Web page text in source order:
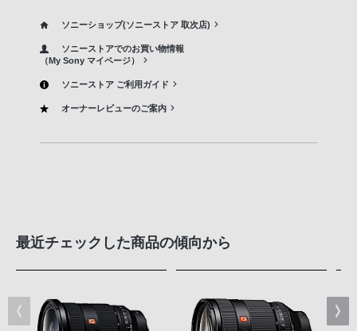
ソニーショップ(ソニーストア 取次店)
ソニーストアでのお買い物情報
（My Sony マイページ）
ソニーストア ご利用ガイド
オーナーレビューのご案内
最近チェックした商品の傾向から